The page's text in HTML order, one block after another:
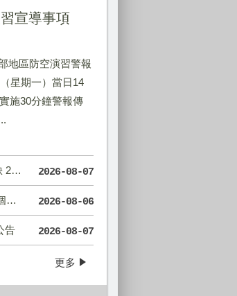
宣導事項
地區防空演習警報
星期一）當日14
施30分鐘警報傳
! 2026-08-07
2026-08-06
告 2026-08-07
更多